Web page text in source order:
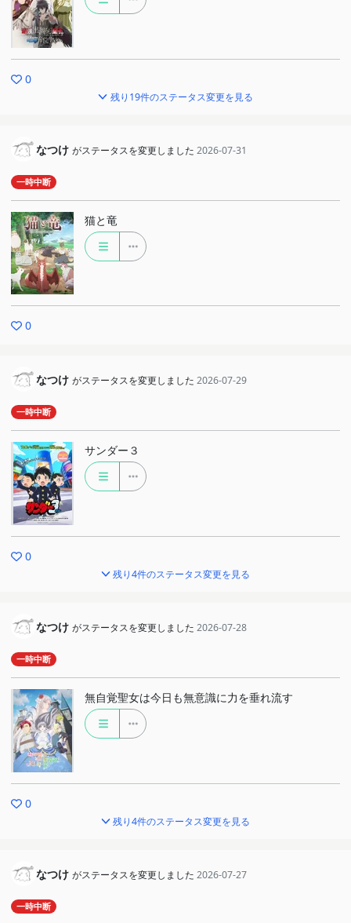
0
残り19件のステータス変更を見る
なつけ がステータスを変更しました 2026-07-31
一時中断
猫と竜
0
なつけ がステータスを変更しました 2026-07-29
一時中断
サンダー３
0
残り4件のステータス変更を見る
なつけ がステータスを変更しました 2026-07-28
一時中断
無自覚聖女は今日も無意識に力を垂れ流す
0
残り4件のステータス変更を見る
なつけ がステータスを変更しました 2026-07-27
一時中断